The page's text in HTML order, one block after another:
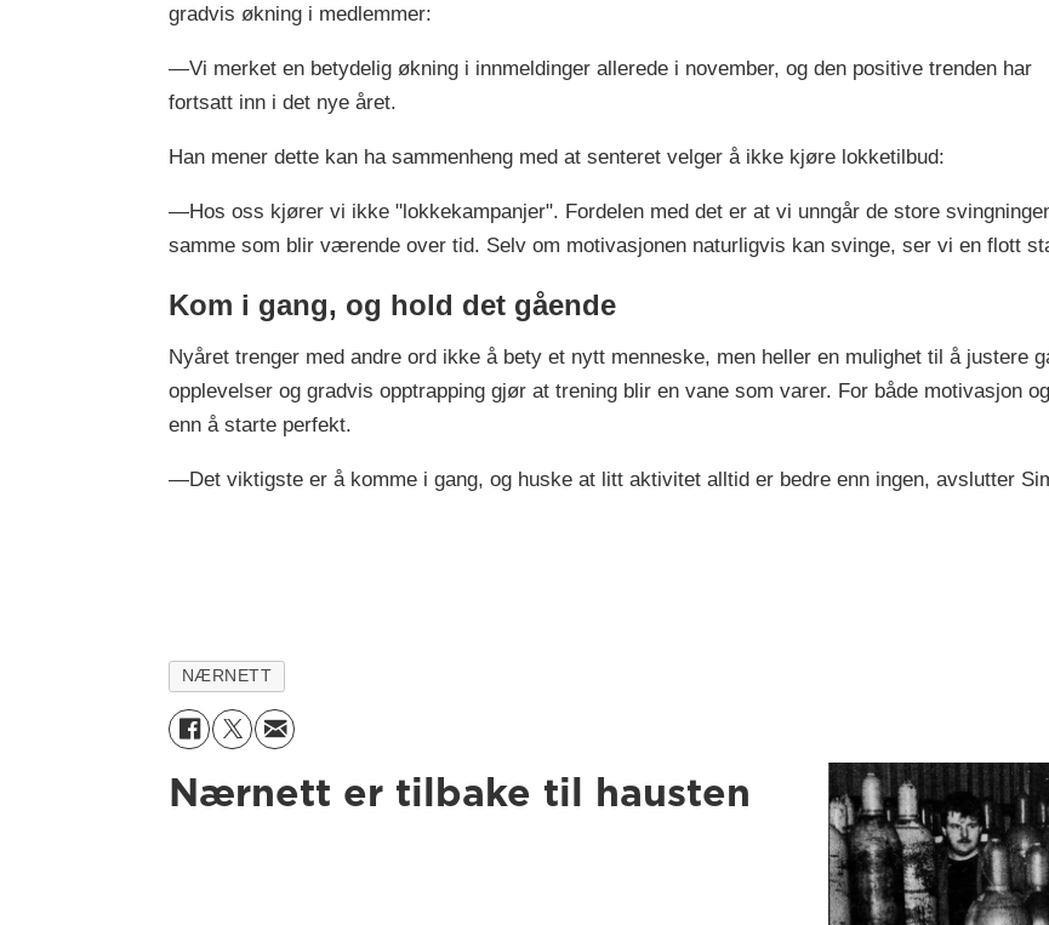
gradvis økning i medlemmer:
—Vi merket en betydelig økning i innmeldinger allerede i november, og den positive trenden har
fortsatt inn i det nye året.
Han mener dette kan ha sammenheng med at senteret velger å ikke kjøre lokketilbud:
—Hos oss kjører vi ikke "lokkekampanjer". Fordelen med det er at vi unngår de store
samme som blir værende over tid. Selv om motivasjonen naturligvis kan svinge, ser vi en flott
Kom i gang, og hold det gående
Nyåret trenger med andre ord ikke å bety et nytt menneske, men heller en mulighet til å justere
opplevelser og gradvis opptrapping gjør at trening blir en vane som varer. For både motivasjon
enn å starte perfekt.
—Det viktigste er å komme i gang, og huske at litt aktivitet alltid er bedre enn ingen, avslutter
NÆRNETT
Nærnett er tilbake til hausten